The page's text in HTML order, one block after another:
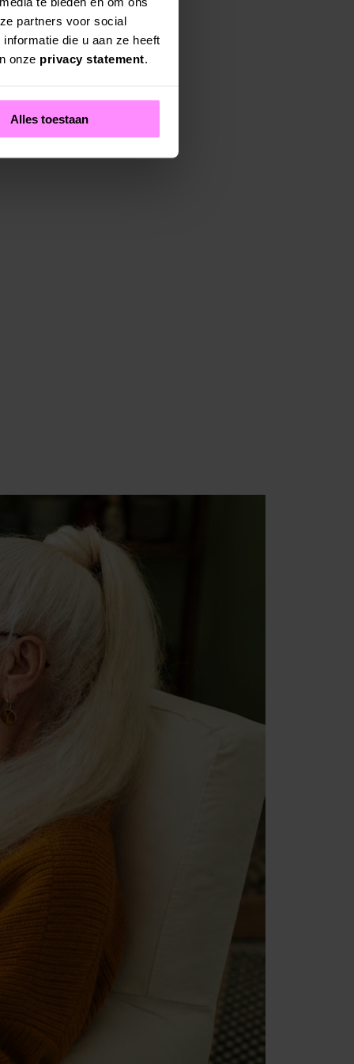
partners voor social
die u aan ze heeft
onze privacy statement.
Alles toestaan